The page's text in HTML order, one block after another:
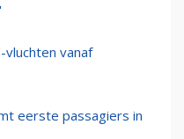
vanaf
eerste passagiers in